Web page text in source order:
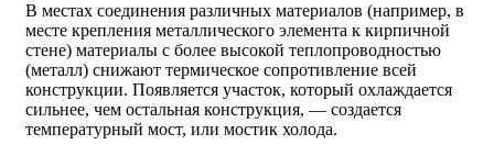
В местах соединения различных материалов (например, в
месте крепления металлического элемента к кирпичной
стене) материалы с более высокой теплопроводностью
(металл) снижают термическое сопротивление всей
конструкции. Появляется участок, который охлаждается
сильнее, чем остальная конструкция, — создается
температурный мост, или мостик холода.